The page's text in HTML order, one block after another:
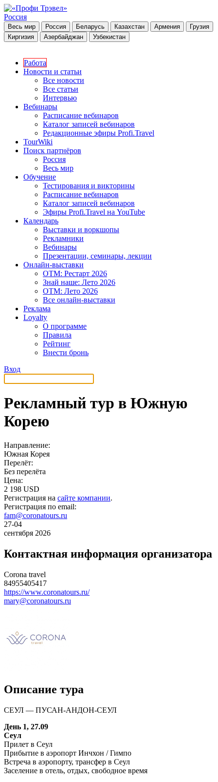
Россия
Весь мир Россия Беларусь Казахстан Армения
Грузия
Киргизия
Азербайджан Узбекистан
Работа
Новости и статьи
Все новости
Все статьи
Интервью
Вебинары
Расписание вебинаров
Каталог записей вебинаров
Редакционные эфиры Profi.Travel
TourWiki
Поиск партнёров
Россия
Весь мир
Обучение
Тестирования и викторины
Расписание вебинаров
Каталог записей вебинаров
Эфиры Profi.Travel на YouTube
Календарь
Выставки и воркшопы
Рекламники
Вебинары
Презентации, семинары, лекции
Онлайн-выставки
OTM: Рестарт 2026
Знай наше: Лето 2026
OTM: Лето 2026
Все онлайн-выставки
Реклама
Loyalty
О программе
Правила
Рейтинг
Внести бронь
Вход
Рекламный тур в Южную
Корею
Направление:
Южная Корея
Перелёт:
Без перелёта
Цена:
2 198 USD
Регистрация на сайте компании.
Регистрация по email:
fam@coronatours.ru
27-04
сентября 2026
Контактная информация организатора
Corona travel
84955405417
https://www.coronatours.ru/
mary@coronatours.ru
Описание тура
СЕУЛ — ПУСАН-АНДОН-СЕУЛ
День 1, 27.09
Сеул
Прилет в Сеул
Прибытие в аэропорт Инчхон / Гимпо
Встреча в аэропорту, трансфер в Сеул
Заселение в отель, отдых, свободное время